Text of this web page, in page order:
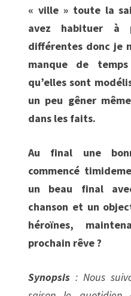
« ville » toute la
avez habituer à
différentes donc je
manque de
qu’elles sont
un peu gêner
dans les faits.
Au final une
commencé
un beau final
chanson et un
héroïnes,
prochain rêve ?
Synopsis : Nous